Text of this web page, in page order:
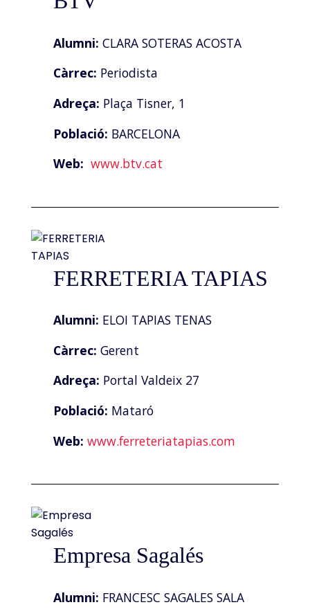
Alumni: CLARA SOTERAS ACOSTA
Càrrec: Periodista
Adreça: Plaça Tisner, 1
Població: BARCELONA
Web: www.btv.cat
FERRETERIA TAPIAS
Alumni: ELOI TAPIAS TENAS
Càrrec: Gerent
Adreça: Portal Valdeix 27
Població: Mataró
Web: www.ferreteriatapias.com
Empresa Sagalés
Alumni: FRANCESC SAGALES SALA